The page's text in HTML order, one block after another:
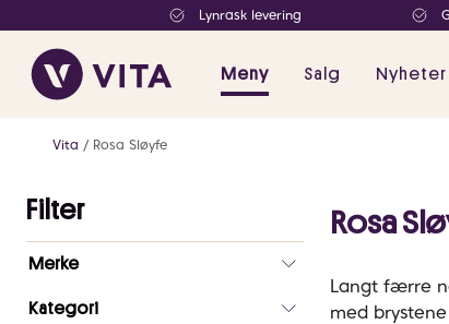
Lynrask levering
Meny Salg Nyheter
Vita Rosa Sløyfe
Filter
valgte
filtre
Merke
Kategori
Rosa
Langt færre
med